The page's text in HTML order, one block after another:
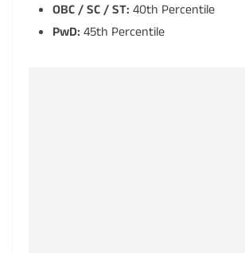
OBC / SC / ST: 40th Percentile
PwD: 45th Percentile